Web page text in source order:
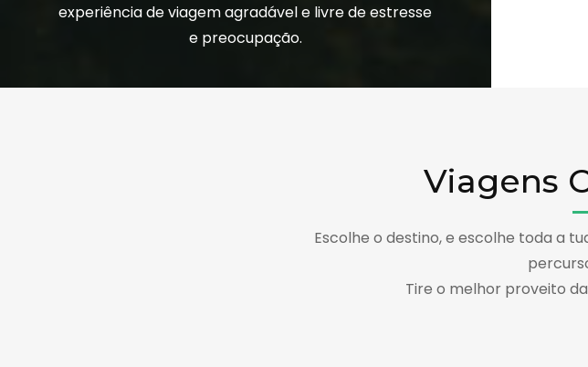
experiência de viagem agradável e livre de estresse
e preocupação.
Viagens
Escolhe o destino, e escolhe toda a
Tire o melhor proveito